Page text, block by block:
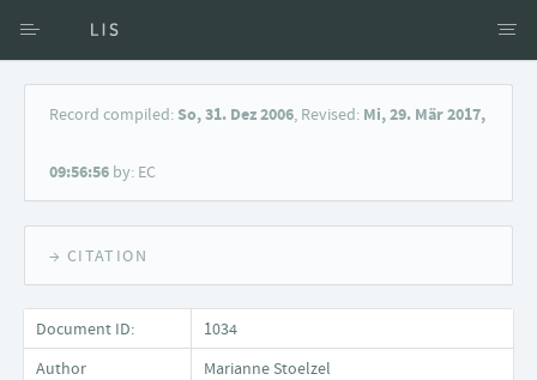
Access via Author
Keyword Search
Record compiled:So, 31. Dez 2006, Revised: Mi, 29. Mär 2017,
09:56:56 by: EC
→ CITATION
Document ID:
1034
Author
Marianne Stoelzel